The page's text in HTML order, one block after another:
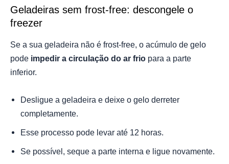
Geladeiras sem frost-free: descongele o
freezer
Se a sua geladeira não é frost-free, o acúmulo de gelo
pode impedir a circulação do ar frio para a parte
inferior.
Desligue a geladeira e deixe o gelo derreter
completamente.
Esse processo pode levar até 12 horas.
Se possível, seque a parte interna e ligue novamente.